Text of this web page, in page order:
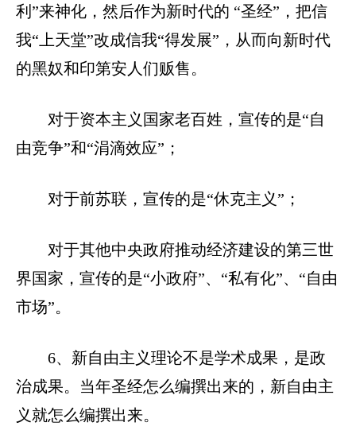
利”来神化，然后作为新时代的 “圣经”，把信
我“上天堂”改成信我“得发展”，从而向新时代
的黑奴和印第安人们贩售。
对于资本主义国家老百姓，宣传的是“自
由竞争”和“涓滴效应”；
对于前苏联，宣传的是“休克主义”；
对于其他中央政府推动经济建设的第三世
界国家，宣传的是“小政府”、“私有化”、“自由
市场”。
6、新自由主义理论不是学术成果，是政
治成果。当年圣经怎么编撰出来的，新自由主
义就怎么编撰出来。